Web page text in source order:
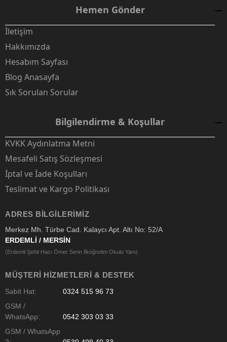
Hemen Gönder
İletişim
Hakkımızda
Hesabım Sayfası
Blog Anasayfa
Sık Sorulan Sorular
Bilgilendirme & Koşullar
KVKK Aydınlatma Metni
Mesafeli Satış Sözleşmesi
İptal ve İade Koşulları
Teslimat ve Kargo Politikası
ADRES BILGILERIMIZ
Merkez Mh. Türbe Cad. Kalaycı Apt. Altı No: 52/A
ERDEMLİ / MERSİN
(Erdemli Şehit Hacı Ömer Serin İlköğretim Okulu Yanı)
MÜŞTERI HIZMETLERI & DESTEK
Sabit Hat:
0324 515 96 73
GSM /
WhatsApp:
0542 303 03 33
GSM / WhatsApp